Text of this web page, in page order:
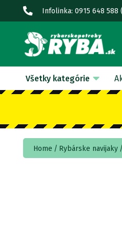
Infolinka: 0915 648 588
Všetky kategórie
Home Rybárske navijaky